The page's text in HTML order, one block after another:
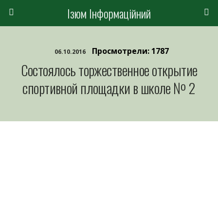
Ізюм Інформаційний
06.10.2016 Просмотрели: 1787
Состоялось торжественное открытие
спортивной площадки в школе № 2